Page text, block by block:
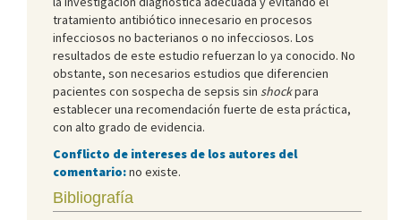
tratamiento antibiótico innecesario en procesos
infecciosos no bacterianos o no infecciosos. Los
resultados de este estudio refuerzan lo ya conocido. No
obstante, son necesarios estudios que diferencien
pacientes con sospecha de sepsis sin shockpara
establecer una recomendación fuerte de esta práctica,
con alto grado de evidencia.
Conflicto de intereses de los autores del
comentario:no existe.
Bibliografía